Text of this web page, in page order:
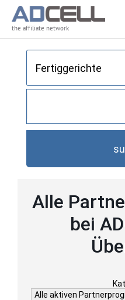
the affiliate network
Alle
bei
Alle aktiven